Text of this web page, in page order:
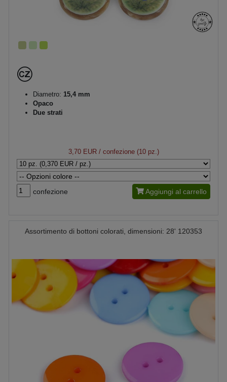
Diametro: 15,4 mm
Opaco
Due strati
3,70 EUR/ confezione (10 pz.)
confezione Aggiungi al carrello
Assortimento di bottoni colorati, dimensioni: 28' 120353